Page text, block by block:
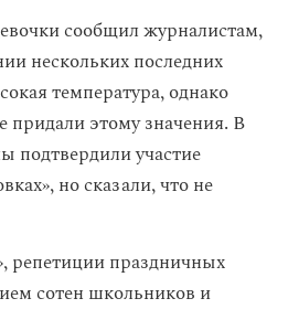
сообщил журналистам,
нескольких последних
температура, однако
придали этому значения. В
подтвердили участие
но сказали, что не
репетиции праздничных
сотен школьников и